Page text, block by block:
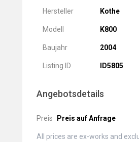
Hersteller Kothe
Modell K800
Baujahr 2004
Listing ID ID5805
Angebotsdetails
Preis Preis auf Anfrage
All prices are ex-works and